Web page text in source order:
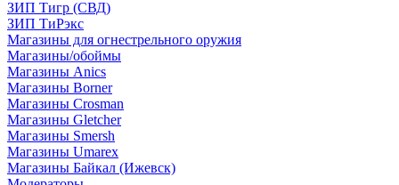
ЗИП Тигр (СВД)
ЗИП ТиРэкс
Магазины для огнестрельного оружия
Магазины/обоймы
Магазины Anics
Магазины Borner
Магазины Crosman
Магазины Gletcher
Магазины Smersh
Магазины Umarex
Магазины Байкал (Ижевск)